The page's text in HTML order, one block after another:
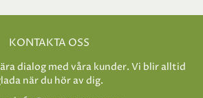
KONTAKTA OSS
dialog med våra kunder. Vi blir alltid
när du hör av dig.